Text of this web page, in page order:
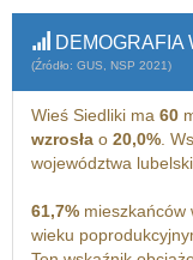
DEMOGRAFIA
(Źródło: GUS, NSP 2021)
Wieś Siedliki ma 60
wzrosłao 20,0%.
województwa
61,7%mieszkańców
wieku